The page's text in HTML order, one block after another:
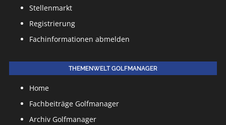
Stellenmarkt
Registrierung
Fachinformationen abmelden
THEMENWELT GOLFMANAGER
Home
Fachbeiträge Golfmanager
Archiv Golfmanager